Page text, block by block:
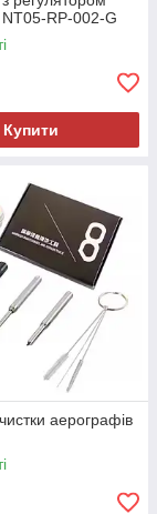
RP-002-G
Купити
аерографів